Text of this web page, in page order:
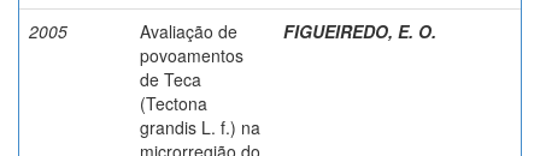
2005
Avaliação de
povoamentos
de Teca
(Tectona
grandis L. f.) na
microrregião do
FIGUEIREDO, E. O.